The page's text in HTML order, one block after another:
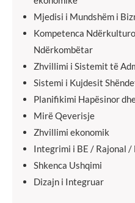
Mjedisi i Mundshëm i
Kompetenca
Ndërkombëtar
Zhvillimi i Sistemit të
Sistemi i Kujdesit
Planifikimi Hapësinor
Mirë Qeverisje
Zhvillimi ekonomik
Integrimi i BE / Rajonal
Shkenca Ushqimi
Dizajn i Integruar